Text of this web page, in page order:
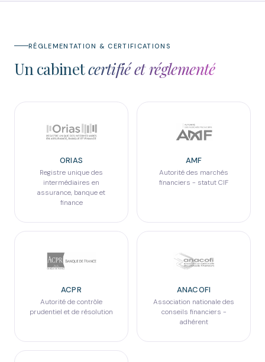
RÉGLEMENTATION & CERTIFICATIONS
Un cabinetcertifié et réglementé
ORIAS
Registre unique des
intermédiaires en
assurance, banque et
finance
AMF
Autorité des marchés
financiers - statut CIF
ACPR
Autorité de contrôle
prudentiel et de résolution
ANACOFI
Association nationale des
conseils financiers -
adhérent